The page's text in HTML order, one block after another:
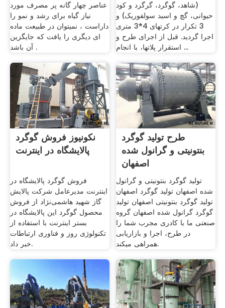
عناصر چهار گانه پر مصرف مورد
نیاز گیاه برای رشد و نمو را
داراست ، نمیتوان در طبیعت ماده
ای دیگری را یافت که جایگزین
آن باشد .
(شاهد، گوگرد، گرگرد و کود
حیوانی، گچ و اسید سولفوریک) و
3 تکرار در کرتهای 4*3 متری
اجرا گردید. قبل از اجرای طرح و
استقرار پلاتها، با انجام ...
نکونیوز فروش گوگرد
پالایشگاه در اینترنت
فروش گوگرد پالایشگاه در
اینترنت مدیرعامل شرکت پالایش
گاز شهید هاشمی‌نژاد از فروش
محصول گوگرد این پالایشگاه در
بستر اینترنت با استفاده از
تکنولوژی روز و فناوری ارتباطات
خبر داد.
طرح تولید گوگرد
بنتونیتی و گرانول شده
اصفهان
تولید گوگرد بنتونیتی و گرانول
شده اصفهان تولید گوگرد اصفهان
تولید گوگرد بنتونیتی اصفهان تولید
گوگرد گرانول شده اصفهان گروه
صنعتی ما با کادری مجرب شما را
در طرح، اجرا و بازاریابی
همراهی میکند.